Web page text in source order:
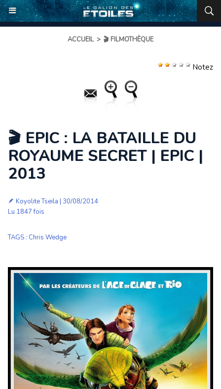
ACCUEIL > 🎬 FILMOTHÈQUE
Notez
🎬 EPIC : LA BATAILLE DU
ROYAUME SECRET | EPIC |
2013
🪶 Koyolite Tseila | 30/08/2014
Lu 1847 fois
TAGS : Chris Wedge